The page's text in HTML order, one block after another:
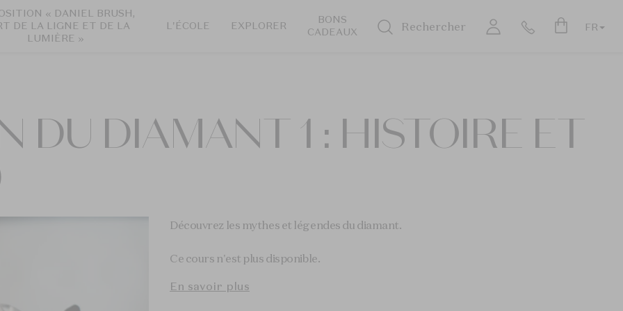
« DANIEL BRUSH,
DE LA LIGNE ET DE LA
LUMIÈRE »
L'ÉCOLE EXPLORER
BONS
CADEAUX
Rechercher FR
DU DIAMANT 1 : HISTOIRE ET
Découvrez les mythes et légendes du diamant.
Ce cours n'est plus disponible.
En savoir plus